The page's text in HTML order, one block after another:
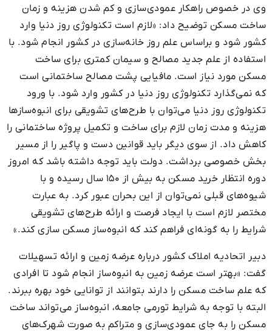
وی در خصوص راهکار عمودی‌سازی و کم شدن هزینه و زمان
ساخت مسکن توضیح داد: «لازم است تکنولوژی روز دنیا وارد
کشور شود و براساس علم روز خانه‌سازی در کشور انجام شود. با
استفاده از علم جدید مصالح و سیمان کمتری برای ساخت
مسکن مورد نیاز است. مافیایی پشت مصالح ساختمانی است
که نمی‌گذارد تکنولوژی روز دنیا در کشور وارد شود. با ورود
تکنولوژی روز دنیا می‌توان با طرح‌های تشویقی برای انبوه‌سازها
هزینه و مدت زمان لازم برای ساخت و تکمیل پروژه ساختمانی را
کاهش داد. از سوی دیگر باید قوانین دست و پاگیر را از مسیر
بخش خصوصی برداشت. دولت باید توجه داشته باشد که امروز
دوره انتظار خرید مسکن به بیش از ۱۵۰ سال رسیده و با
شیوه‌های قبلی نمی‌توان از این بحران عبور کرد. به عبارت
مختصر لازم است با ایجاد فرصت و ارائه طرح‌های تشویقی
شرایط را به گونه‌ای فراهم کند که انبوه‌ساز مسکن سازی کند.»
دبیر اتحادیه املاک کشور درباره عرضه زمین و ارائه تسهیلات
گفت: «بهتر است عرضه زمین به انبوه‌ساز انجام شود تا افرادی
که علم ساخت مسکن را دارند بتوانند از توانایی خود بهره ببرند.
البته با توجه به شرایط تورمی جامعه، انبوه‌ساز می‌تواند ساخت
مسکن را به جای عمودی‌سازی و متراکم به صورت شهرک‌های